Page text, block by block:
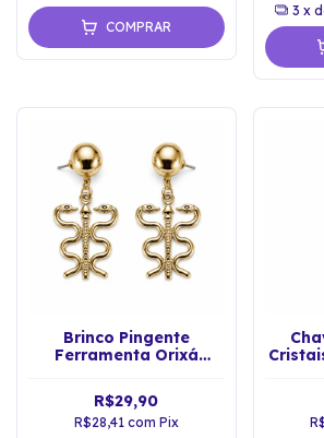
COMPRAR
3 x
Brinco Pingente
Ferramenta Orixá
R$29,90
R$28,41 com Pix